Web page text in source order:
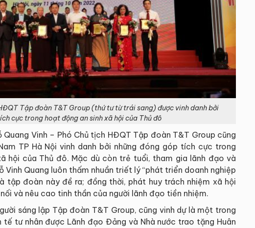
Tập đoàn T&T Group (thứ tư từ trái sang) được vinh danh bởi
cực trong hoạt động an sinh xã hội của Thủ đô
Vinh – Phó Chủ tịch HĐQT Tập đoàn T&T Group cũng
TP Hà Nội vinh danh bởi những đóng góp tích cực trong
hội của Thủ đô. Mặc dù còn trẻ tuổi, tham gia lãnh đạo và
Vinh Quang luôn thấm nhuần triết lý “phát triển doanh nghiệp
tập đoàn này đề ra; đồng thời, phát huy trách nhiệm xã hội
và nêu cao tinh thần của người lãnh đạo tiền nhiệm.
sáng lập Tập đoàn T&T Group, cũng vinh dự là một trong
tư nhân được Lãnh đạo Đảng và Nhà nước trao tặng Huân